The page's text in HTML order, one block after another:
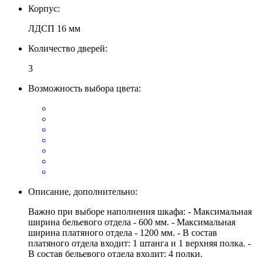
Корпус:
ЛДСП 16 мм
Количество дверей:
3
Возможность выбора цвета:
Описание, дополнительно:
Важно при выборе наполнения шкафа: - Максимальная
ширина бельевого отдела - 600 мм. - Максимальная
ширина платяного отдела - 1200 мм. - В состав
платяного отдела входит: 1 штанга и 1 верхняя полка. -
В состав бельевого отдела входит: 4 полки.